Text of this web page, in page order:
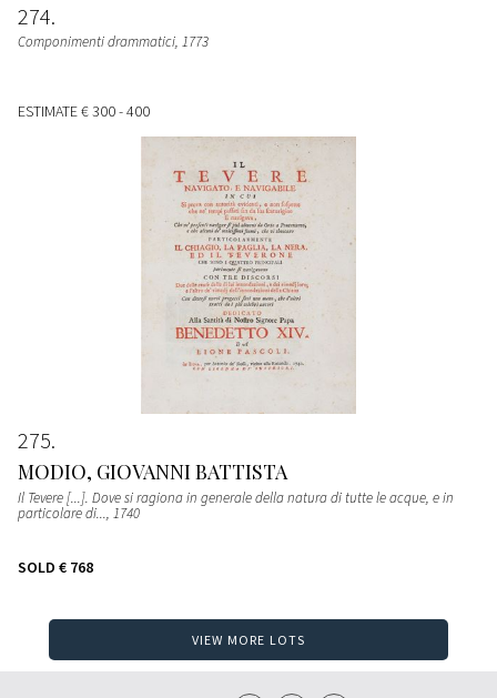
274
Componimenti drammatici, 1773
ESTIMATE€ 300 - 400
275
MODIO, GIOVANNI BATTISTA
Il Tevere [...]. Dove si ragiona in generale della natura di tutte le acque, e in
particolare di..., 1740
SOLD € 768
VIEW MORE LOTS